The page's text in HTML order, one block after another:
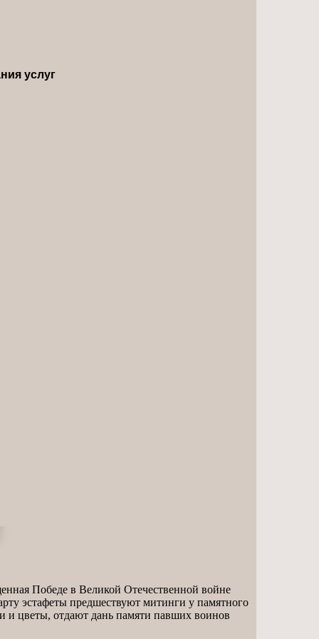
услуг
Победе в Великой Отечественной войне
эстафеты предшествуют митинги у памятного
и цветы, отдают дань памяти павших воинов